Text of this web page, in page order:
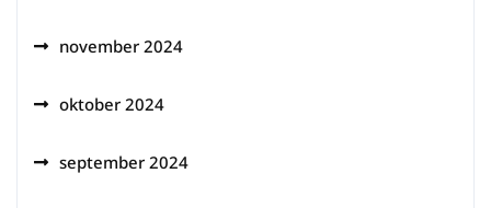
november 2024
oktober 2024
september 2024